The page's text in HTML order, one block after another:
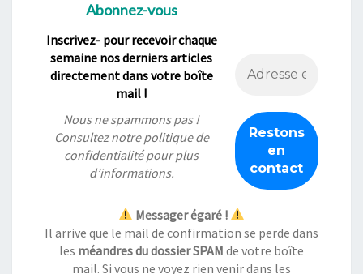
Abonnez-vous
Inscrivez- pour recevoir chaque
semaine nos derniers articles
directement dans votre boîte
mail !
Nous ne spammons pas !
Consultez notrepolitique de
confidentialitépour plus
d’informations.
Messager égaré !
Il arrive que le mail de confirmation se perde dans
les méandres du dossier SPAM de votre boîte
mail. Si vous ne voyez rien venir dans les